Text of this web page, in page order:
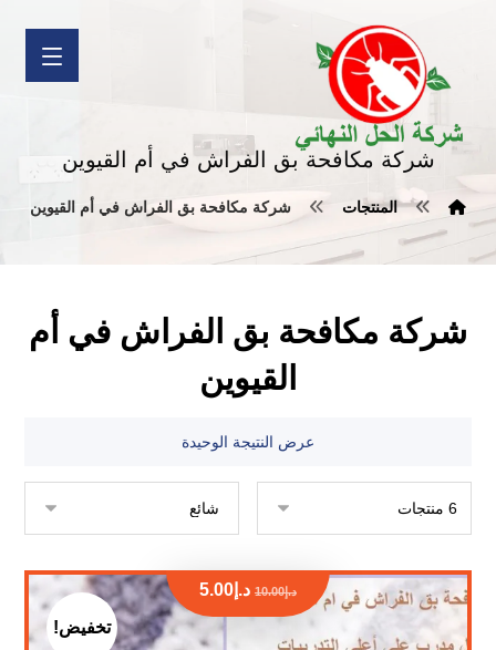
شركة مكافحة بق الفراش في أم القيوين
المنتجات شركة مكافحة بق الفراش في أم القيوين
شركة مكافحة بق الفراش في أم
القيوين
عرض النتيجة الوحيدة
د.إ10.00 د.إ 5.00
تخفيض!